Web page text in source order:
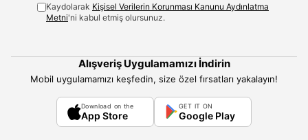
Kaydolarak Kişisel Verilerin Korunması Kanunu Aydınlatma
Metni'ni kabul etmiş olursunuz.
Alışveriş Uygulamamızı İndirin
Mobil uygulamamızı keşfedin, size özel fırsatları yakalayın!
Download on the
App Store
GET IT ON
Google Play